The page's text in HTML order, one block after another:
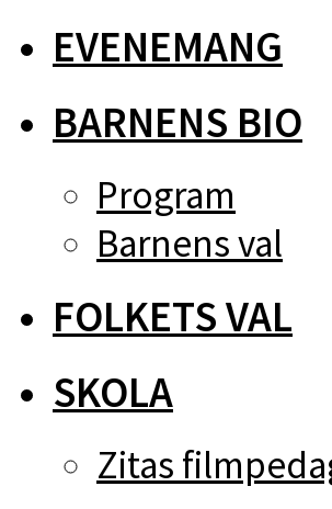
EVENEMANG
BARNENS BIO
Program
Barnens val
FOLKETS VAL
SKOLA
Zitas